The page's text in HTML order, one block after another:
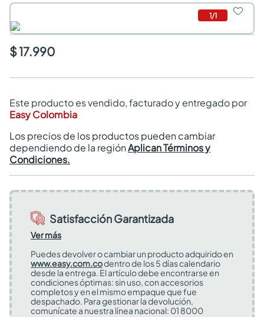
1/1
$ 17.990
Este producto es vendido, facturado y entregado por
Easy Colombia
Los precios de los productos pueden cambiar
dependiendo de la regiónAplican Términos y
Condiciones.
Satisfacción Garantizada
Ver más
Puedes devolver o cambiar un producto adquirido en
www.easy.com.codentro de los 5 días calendario
desde la entrega. El artículo debe encontrarse en
condiciones óptimas: sin uso, con accesorios
completos y en el mismo empaque que fue
despachado. Para gestionar la devolución,
comunícate a nuestra línea nacional: 01 8000
comedores
armarios closet
neveras